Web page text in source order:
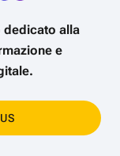
dedicato alla
e